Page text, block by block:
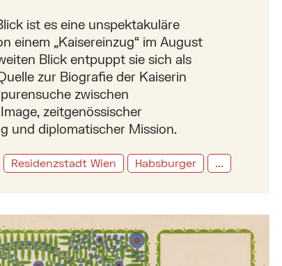
ist es eine unspektakuläre
einem „Kaisereinzug“ im August
Blick entpuppt sie sich als
zur Biografie der Kaiserin
zwischen
zeitgenössischer
und diplomatischer Mission.
Residenzstadt Wien Habsburger
und Produktion der Postkarten der Wiener